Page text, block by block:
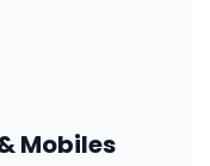
Mobiles